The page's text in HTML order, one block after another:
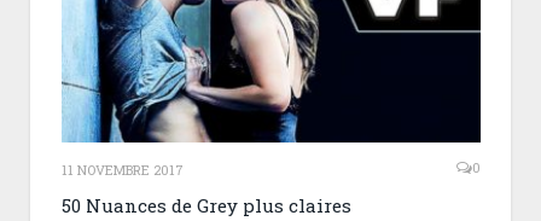
11 NOVEMBRE 2017 0
50 Nuances de Grey plus claires